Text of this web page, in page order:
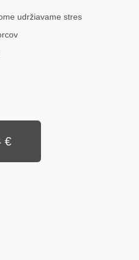
udržiavame stres
€